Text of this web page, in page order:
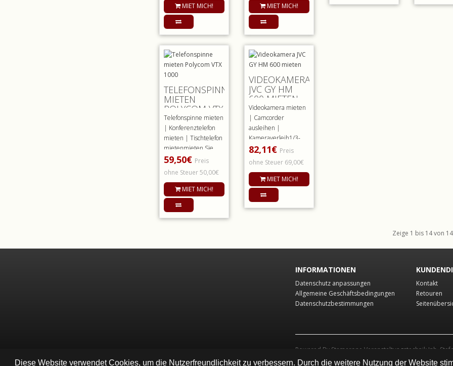
Diese Website verwendet Cookies, um die Nutzerfreundlichkeit zu verbessern. Durch die weitere Nutzung der Website
MIET MICH!
MIET MICH!
TELEFONSPINNE
MIETEN
POLYCOM VTX
1000
Telefonspinne mieten
| Konferenztelefon
mieten | Tischtelefon
mietenmieten Sie
diese Telefonspinne f..
59,50€ Preis
ohne Steuer 50,00€
MIET MICH!
VIDEOKAMERA
JVC GY HM
600 MIETEN
Videokamera mieten
| Camcorder
ausleihen |
Kameraverleih1/3-
Zoll, 12-Bit Full-HD-
CMOS- Bildwandler (..
82,11€ Preis
ohne Steuer 69,00€
MIET MICH!
Zeige 1 bis 14 von
INFORMATIONEN
Datenschutz anpassungen
Allgemeine Geschäftsbedingungen
Datenschutzbestimmungen
Kontakt
Retouren
Powered By Stemerone Veranstaltungstechnik Inh.